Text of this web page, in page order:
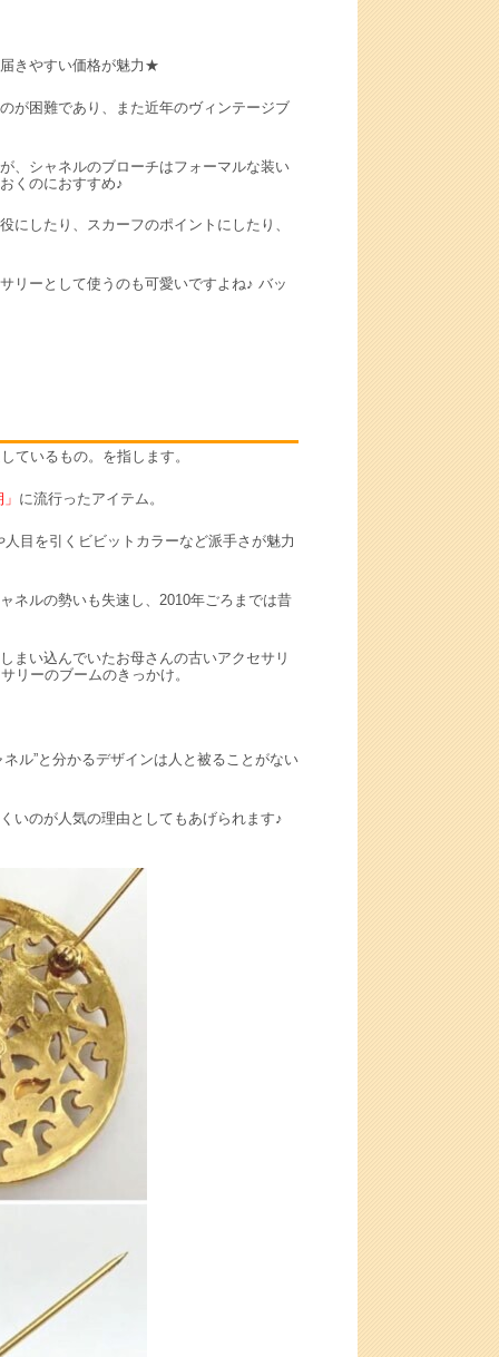
きやすい価格が魅力★
が困難であり、また近年のヴィンテージブ
、シャネルのブローチはフォーマルな装い
くのにおすすめ♪
したり、スカーフのポイントにしたり、
リーとして使うのも可愛いですよね♪ バッ
ているもの。を指します。
に流行ったアイテム。
目を引くビビットカラーなど派手さが魅力
ネルの勢いも失速し、2010年ごろまでは昔
まい込んでいたお母さんの古いアクセサリ
リーのブームのきっかけ。
ル”と分かるデザインは人と被ることがない
いのが人気の理由としてもあげられます♪